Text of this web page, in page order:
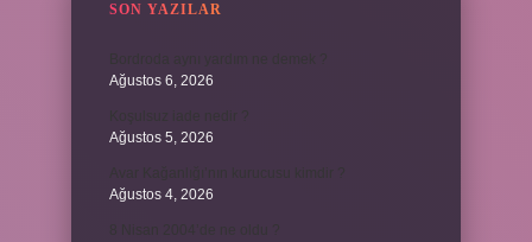
SON YAZILAR
Ağustos 6, 2026
Ağustos 5, 2026
Ağustos 4, 2026